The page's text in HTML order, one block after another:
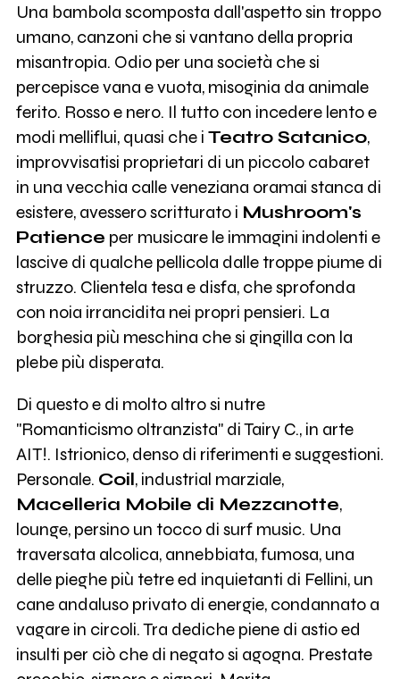
Una bambola scomposta dall'aspetto sin troppo
umano, canzoni che si vantano della propria
misantropia. Odio per una società che si
percepisce vana e vuota, misoginia da animale
ferito. Rosso e nero. Il tutto con incedere lento e
modi melliflui, quasi che i Teatro Satanico,
improvvisatisi proprietari di un piccolo cabaret
in una vecchia calle veneziana oramai stanca di
esistere, avessero scritturato i Mushroom's
Patience per musicare le immagini indolenti e
lascive di qualche pellicola dalle troppe piume di
struzzo. Clientela tesa e disfa, che sprofonda
con noia irrancidita nei propri pensieri. La
borghesia più meschina che si gingilla con la
plebe più disperata.
Di questo e di molto altro si nutre
"Romanticismo oltranzista" di Tairy C., in arte
AIT!. Istrionico, denso di riferimenti e suggestioni.
Personale. Coil, industrial marziale,
Macelleria Mobile di Mezzanotte,
lounge, persino un tocco di surf music. Una
traversata alcolica, annebbiata, fumosa, una
delle pieghe più tetre ed inquietanti di Fellini, un
cane andaluso privato di energie, condannato a
vagare in circoli. Tra dediche piene di astio ed
insulti per ciò che di negato si agogna. Prestate